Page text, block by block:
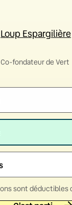
Loup Espargilière
Co-fondateur de Vert
sont déductibles